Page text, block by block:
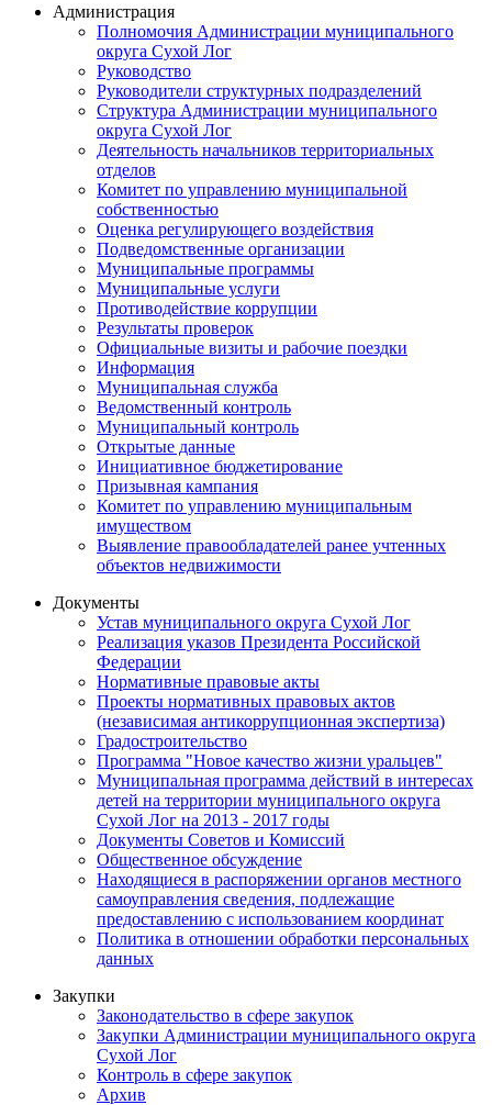
Администрация
Полномочия Администрации муниципального
округа Сухой Лог
Руководство
Руководители структурных подразделений
Структура Администрации муниципального
округа Сухой Лог
Деятельность начальников территориальных
отделов
Комитет по управлению муниципальной
собственностью
Оценка регулирующего воздействия
Подведомственные организации
Муниципальные программы
Муниципальные услуги
Противодействие коррупции
Результаты проверок
Официальные визиты и рабочие поездки
Информация
Муниципальная служба
Ведомственный контроль
Муниципальный контроль
Открытые данные
Инициативное бюджетирование
Призывная кампания
Комитет по управлению муниципальным
имуществом
Выявление правообладателей ранее учтенных
объектов недвижимости
Документы
Устав муниципального округа Сухой Лог
Реализация указов Президента Российской
Федерации
Нормативные правовые акты
Проекты нормативных правовых актов
(независимая антикоррупционная экспертиза)
Градостроительство
Программа "Новое качество жизни уральцев"
Муниципальная программа действий в интересах
детей на территории муниципального округа
Сухой Лог на 2013 - 2017 годы
Документы Советов и Комиссий
Общественное обсуждение
Находящиеся в распоряжении органов местного
самоуправления сведения, подлежащие
предоставлению с использованием координат
Политика в отношении обработки персональных
данных
Закупки
Законодательство в сфере закупок
Закупки Администрации муниципального округа
Сухой Лог
Контроль в сфере закупок
Архив